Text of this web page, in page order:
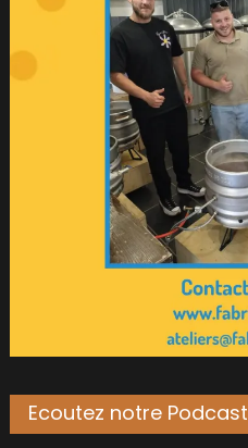
Ecoutez notre Podcast